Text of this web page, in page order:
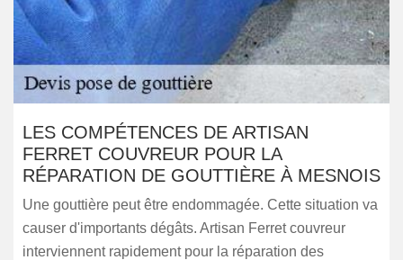
LES COMPÉTENCES DE ARTISAN
FERRET COUVREUR POUR LA
RÉPARATION DE GOUTTIÈRE À MESNOIS
Une gouttière peut être endommagée. Cette situation va
causer d'importants dégâts. Artisan Ferret couvreur
interviennent rapidement pour la réparation des